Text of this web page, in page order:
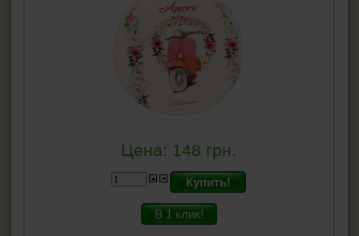
Цена: 148 грн.
Купить!
В 1 клик!